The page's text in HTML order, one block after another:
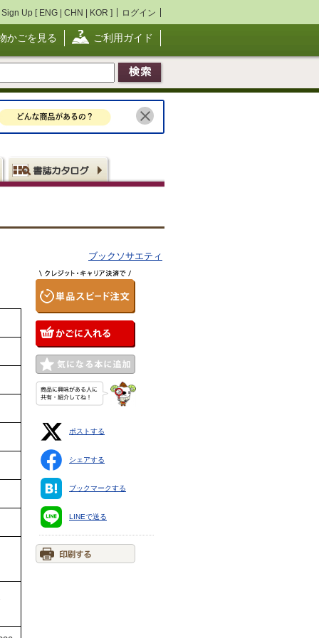
Sign Up [ ENG | CHN | KOR ] ログイン
かごを見る ご利用ガイド
ブックソサエティ
ポストする
シェアする
ブックマークする
LINEで送る